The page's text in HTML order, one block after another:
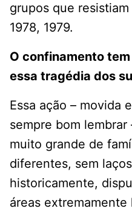
grupos que
1978, 1979.
O confinamento
essa tragédia dos
Essa ação – movida
sempre bom
muito grande de
diferentes, sem
historicamente,
áreas extremamente